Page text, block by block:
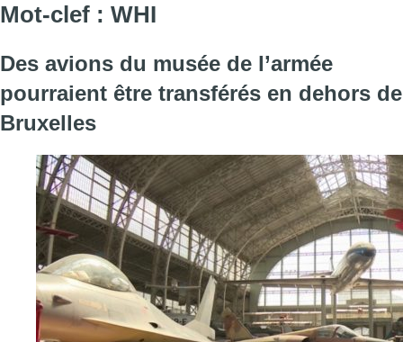
Mot-clef : WHI
Des avions du musée de l’armée
pourraient être transférés en dehors de
Bruxelles